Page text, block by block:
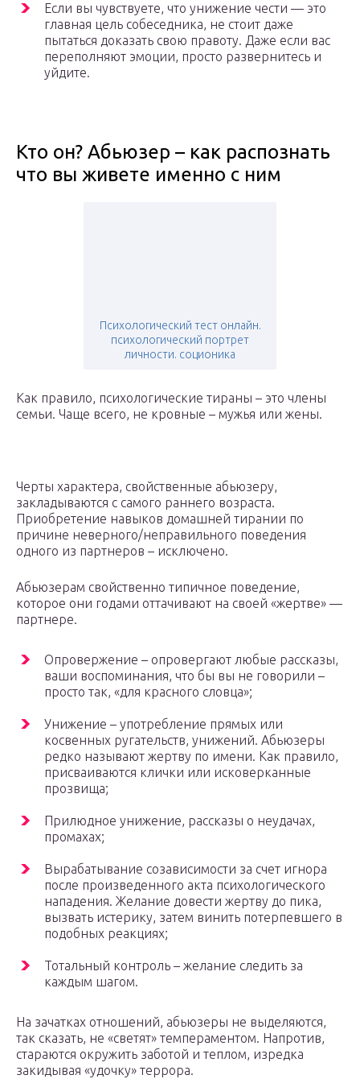
Если вы чувствуете, что унижение чести — это
главная цель собеседника, не стоит даже
пытаться доказать свою правоту. Даже если вас
переполняют эмоции, просто развернитесь и
уйдите.
Кто он? Абьюзер – как распознать
что вы живете именно с ним
Психологический тест онлайн.
психологический портрет
личности. соционика
Как правило, психологические тираны – это члены
семьи. Чаще всего, не кровные – мужья или жены.
Черты характера, свойственные абьюзеру,
закладываются с самого раннего возраста.
Приобретение навыков домашней тирании по
причине неверного/неправильного поведения
одного из партнеров – исключено.
Абьюзерам свойственно типичное поведение,
которое они годами оттачивают на своей «жертве» —
партнере.
Опровержение – опровергают любые рассказы,
ваши воспоминания, что бы вы не говорили –
просто так, «для красного словца»;
Унижение – употребление прямых или
косвенных ругательств, унижений. Абьюзеры
редко называют жертву по имени. Как правило,
присваиваются клички или исковерканные
прозвища;
Прилюдное унижение, рассказы о неудачах,
промахах;
Вырабатывание созависимости за счет игнора
после произведенного акта психологического
нападения. Желание довести жертву до пика,
вызвать истерику, затем винить потерпевшего в
подобных реакциях;
Тотальный контроль – желание следить за
каждым шагом.
На зачатках отношений, абьюзеры не выделяются,
так сказать, не «светят» темпераментом. Напротив,
стараются окружить заботой и теплом, изредка
закидывая «удочку» террора.